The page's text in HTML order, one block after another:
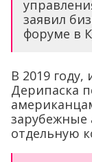
заявил
форуме в
В 2019
Дерипаска
отдельную